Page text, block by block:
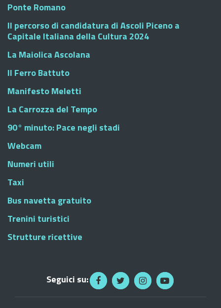
Ponte Romano
Il percorso di candidatura di Ascoli Piceno a
Capitale Italiana della Cultura 2024
La Maiolica Ascolana
Il Ferro Battuto
Manifesto Meletti
La Carrozza del Tempo
90° minuto: Pace negli stadi
Webcam
Numeri utili
Taxi
Bus navetta gratuito
Trenini turistici
Strutture ricettive
Seguici su: